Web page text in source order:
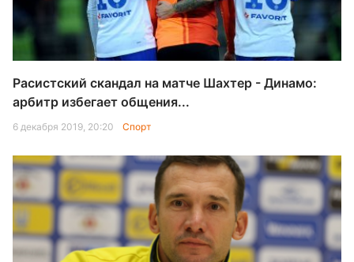
Расистский скандал на матче Шахтер - Динамо:
арбитр избегает общения...
6 декабря 2019, 20:20 Спорт